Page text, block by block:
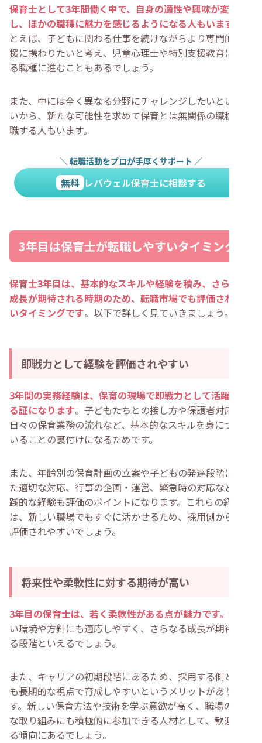
保育士として3年間働く中で、自身の適性や興味が変化
し、ほかの職種に魅力を感じるようになる人もいます
とえば、子どもに関わる仕事を続けながらより専門的な支
援に携わりたいと考え、児童心理士や特別支援教育に関わ
る職種に進むこともあるでしょう。
また、中には全く異なる分野にチャレンジしたいという思
いから、新たな可能性を求めて保育とは無関係の職種に転
職する人もいます。
＼ 転職活動をプロが手厚くサポート ／
無料 レバウェル保育士に相談する
3年目は保育士が転職しやすいタイミング
保育士3年目は、基本的なスキルや経験を積み、さらなる
成長が期待される時期のため、転職市場でも評価されやす
いタイミングです。以下で詳しく見ていきましょう。
即戦力として経験を評価されやすい
3年間の実務経験は、保育の現場で即戦力として活躍でき
る証になります。子どもたちとの接し方や保護者対応、
日々の保育業務の流れなど、基本的なスキルを身につけて
いることの裏付けになるためです。
また、年齢別の保育計画の立案や子どもの発達段階に応じ
た適切な対応、行事の企画・運営、緊急時の対応など、実
践的な経験も評価のポイントになります。これらの経験
は、新しい職場でもすぐに活かせるため、採用側から高く
評価されやすいでしょう。
将来性や柔軟性に対する期待が高い
3年目の保育士は、若く柔軟性がある点が魅力です。 新し
い環境や方針にも適応しやすく、さらなる成長が期待でき
る段階といえるでしょう。
また、キャリアの初期段階にあるため、採用する側として
も長期的な視点で育成しやすいというメリットがありま
す。新しい保育方法や技術を学ぶ意欲が高く、職場の新た
な取り組みにも積極的に参加できる人材として、歓迎され
る傾向にあるでしょう。